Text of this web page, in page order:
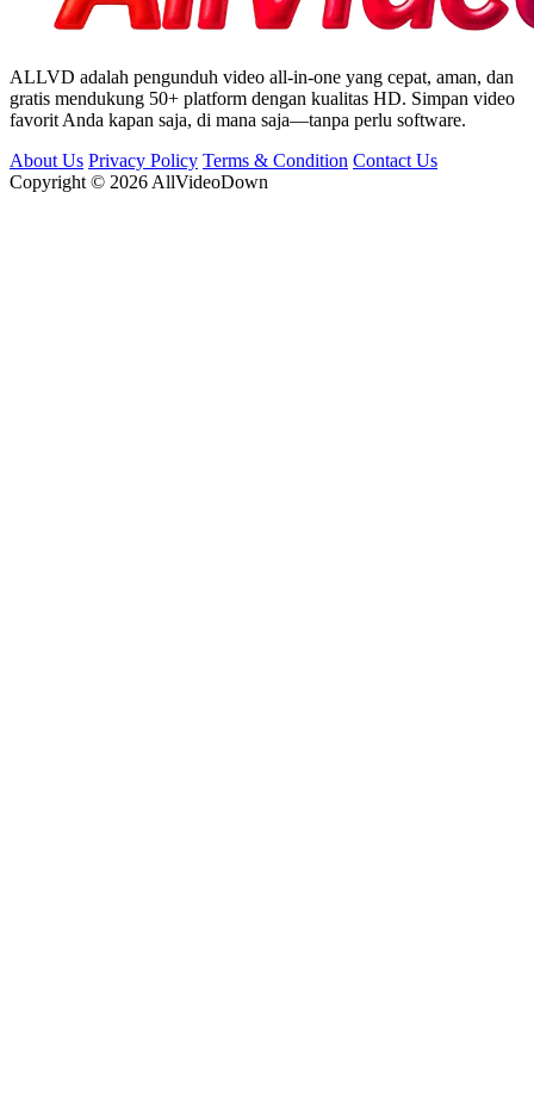
ALLVD adalah pengunduh video all-in-one yang cepat, aman, dan
gratis mendukung 50+ platform dengan kualitas HD. Simpan video
favorit Anda kapan saja, di mana saja—tanpa perlu software.
About Us Privacy Policy Terms & Condition Contact Us
Copyright © 2026 AllVideoDown